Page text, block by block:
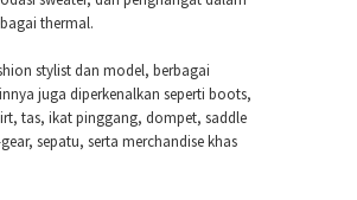
thermal.
stylist dan model, berbagai
juga diperkenalkan seperti boots,
tas, ikat pinggang, dompet, saddle
sepatu, serta merchandise khas